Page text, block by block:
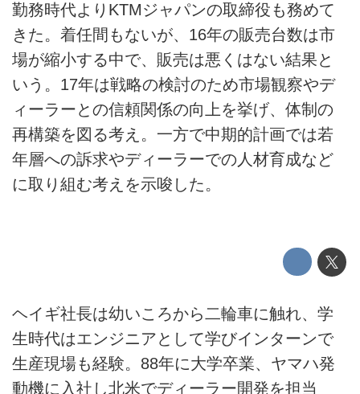
勤務時代よりKTMジャパンの取締役も務めて
きた。着任間もないが、16年の販売台数は市
場が縮小する中で、販売は悪くはない結果と
いう。17年は戦略の検討のため市場観察やデ
ィーラーとの信頼関係の向上を挙げ、体制の
再構築を図る考え。一方で中期的計画では若
年層への訴求やディーラーでの人材育成など
に取り組む考えを示唆した。
ヘイギ社長は幼いころから二輪車に触れ、学
生時代はエンジニアとして学びインターンで
生産現場も経験。88年に大学卒業、ヤマハ発
動機に入社し北米でディーラー開発を担当